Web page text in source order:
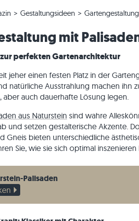
Sandstein
Schiefer
Travertin
Gestaltungsideen Gartengestaltung
mit
perfekten Gartenarchitektur
jeher einen festen Platz in der
natürliche Ausstrahlung machen ihn
aber auch dauerhafte Lösung legen.
aus Naturstein sind wahre
und setzen gestalterische Akzente.
Gneis bieten unterschiedliche
Sie, wie sie sich optimal inszenieren
Palisaden